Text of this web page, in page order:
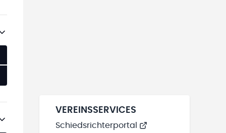
VEREINSSERVICES
Schiedsrichterportal